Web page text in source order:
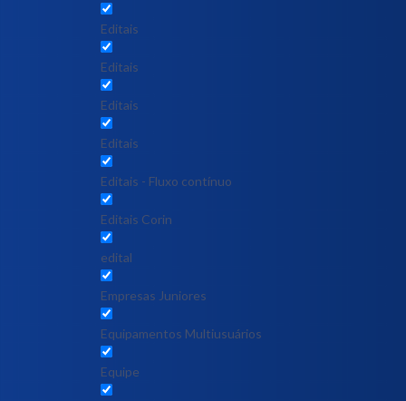
Editais
Editais
Editais
Editais
Editais - Fluxo contínuo
Editais Corin
edital
Empresas Juniores
Equipamentos Multiusuários
Equipe